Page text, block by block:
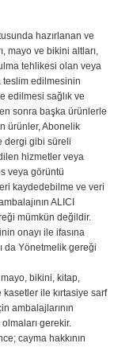
hazırlanan ve
mayo ve bikini altları,
tehlikesi olan veya
teslim edilmesinin
edilmesi sağlık ve
sonra başka ürünlerle
ürünler, Abonelik
dergi gibi süreli
hizmetler veya
veya görüntü
kaydedebilme ve veri
ALICI
mümkün değildir.
onayı ile ifasına
da Yönetmelik gereği
bikini, kitap,
kasetler ile kırtasiye sarf
ambalajlarının
olmaları gerekir.
cayma hakkının